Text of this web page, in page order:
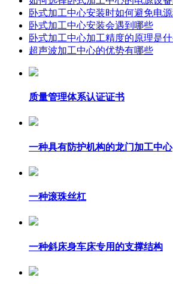
卧式加工中心安装时如何避免电
卧式加工中心安装会遇到哪些
卧式加工中心加工精度的原理是
超声波加工中心的优势有哪些
质量管理体系认证证书
一种具有防护机构的龙门加工中心
一种滚珠丝杠
一种斜床身车床专用的支撑结构